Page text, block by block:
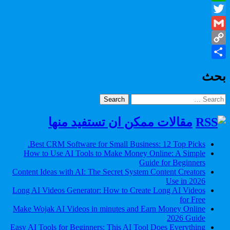
WhatsApp
Twitter
Gmail
Copy
بحث
Search
for:
مقالات ممكن ان تستفيد منها
Best CRM Software for Small Business: 12 Top Picks.
How to Use AI Tools to Make Money Online: A Simple
Guide for Beginners
Content Ideas with AI: The Secret System Content Creators
Use in 2026
Long AI Videos Generator: How to Create Long AI Videos
for Free
Make Wojak AI Videos in minutes and Earn Money Online
2026 Guide
Easy AI Tools for Beginners: This AI Tool Does Everything